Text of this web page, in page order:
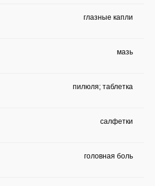
глазные капли
мазь
пилюля; таблетка
салфетки
головная боль